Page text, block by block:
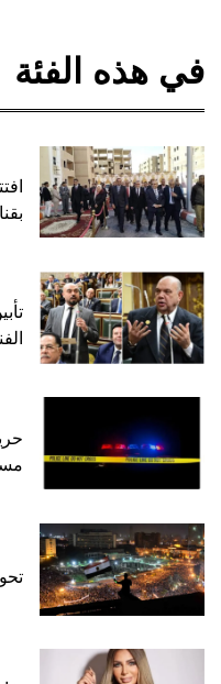
في هذه الفئة
بقنا